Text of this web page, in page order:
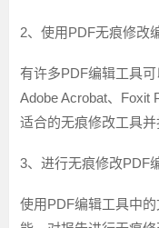
2、使用PDF无痕修改
有许多PDF编辑工具
Adobe Acrobat、Foxit
适合的无痕修改工具并
3、进行无痕修改PDF
使用PDF编辑工具中